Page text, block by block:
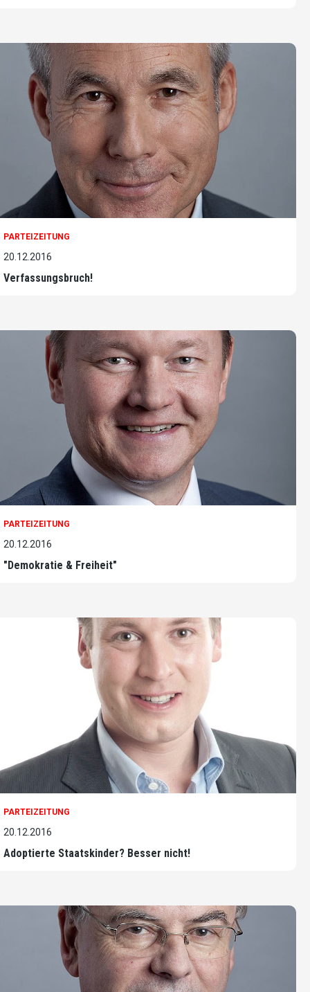
PARTEIZEITUNG
20.12.2016
Verfassungsbruch!
PARTEIZEITUNG
20.12.2016
"Demokratie & Freiheit"
PARTEIZEITUNG
20.12.2016
Adoptierte Staatskinder? Besser nicht!